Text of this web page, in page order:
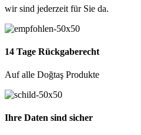
wir sind jederzeit für Sie da.
14 Tage Rückgaberecht
Auf alle Doğtaş Produkte
Ihre Daten sind sicher